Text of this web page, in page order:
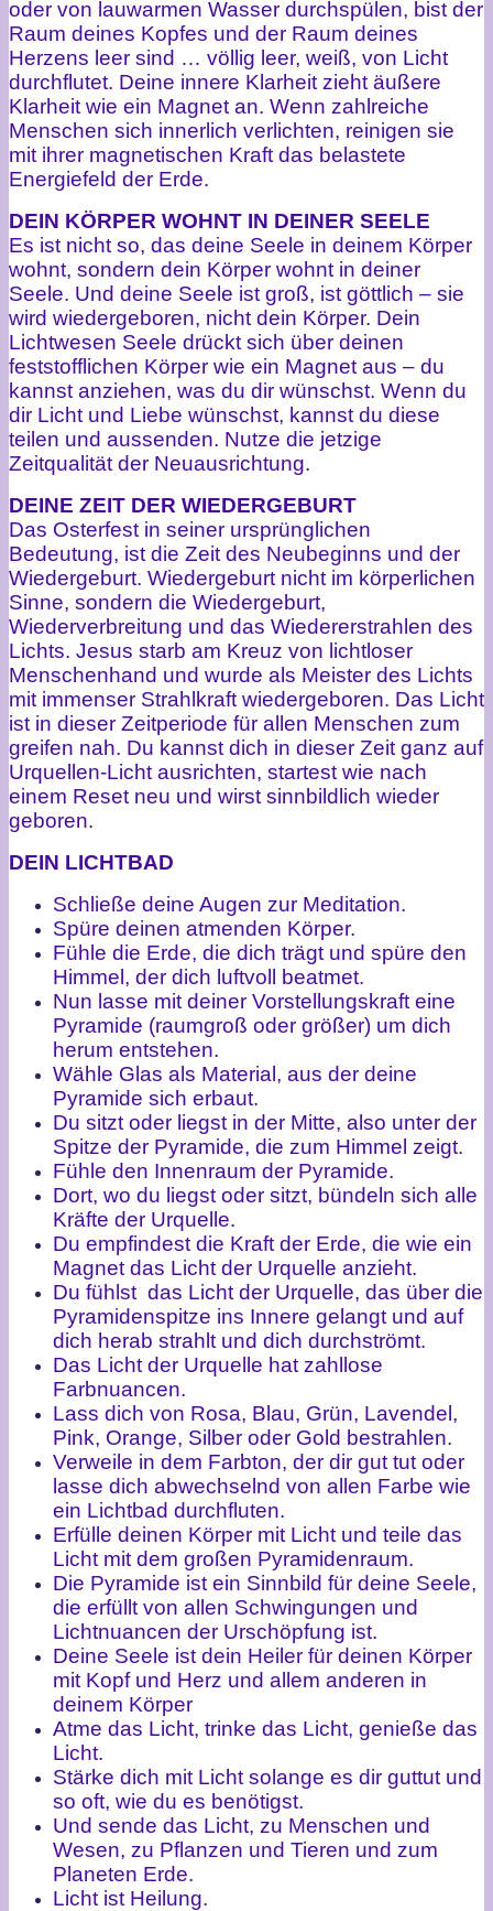
oder von lauwarmen Wasser durchspülen, bist der
Raum deines Kopfes und der Raum deines
Herzens leer sind … völlig leer, weiß, von Licht
durchflutet. Deine innere Klarheit zieht äußere
Klarheit wie ein Magnet an. Wenn zahlreiche
Menschen sich innerlich verlichten, reinigen sie
mit ihrer magnetischen Kraft das belastete
Energiefeld der Erde.
DEIN KÖRPER WOHNT IN DEINER SEELE
Es ist nicht so, das deine Seele in deinem Körper
wohnt, sondern dein Körper wohnt in deiner
Seele. Und deine Seele ist groß, ist göttlich – sie
wird wiedergeboren, nicht dein Körper. Dein
Lichtwesen Seele drückt sich über deinen
feststofflichen Körper wie ein Magnet aus – du
kannst anziehen, was du dir wünschst. Wenn du
dir Licht und Liebe wünschst, kannst du diese
teilen und aussenden. Nutze die jetzige
Zeitqualität der Neuausrichtung.
DEINE ZEIT DER WIEDERGEBURT
Das Osterfest in seiner ursprünglichen
Bedeutung, ist die Zeit des Neubeginns und der
Wiedergeburt. Wiedergeburt nicht im körperlichen
Sinne, sondern die Wiedergeburt,
Wiederverbreitung und das Wiedererstrahlen des
Lichts. Jesus starb am Kreuz von lichtloser
Menschenhand und wurde als Meister des Lichts
mit immenser Strahlkraft wiedergeboren. Das Licht
ist in dieser Zeitperiode für allen Menschen zum
greifen nah. Du kannst dich in dieser Zeit ganz auf
Urquellen-Licht ausrichten, startest wie nach
einem Reset neu und wirst sinnbildlich wieder
geboren.
DEIN LICHTBAD
Schließe deine Augen zur Meditation.
Spüre deinen atmenden Körper.
Fühle die Erde, die dich trägt und spüre den
Himmel, der dich luftvoll beatmet.
Nun lasse mit deiner Vorstellungskraft eine
Pyramide (raumgroß oder größer) um dich
herum entstehen.
Wähle Glas als Material, aus der deine
Pyramide sich erbaut.
Du sitzt oder liegst in der Mitte, also unter der
Spitze der Pyramide, die zum Himmel zeigt.
Fühle den Innenraum der Pyramide.
Dort, wo du liegst oder sitzt, bündeln sich alle
Kräfte der Urquelle.
Du empfindest die Kraft der Erde, die wie ein
Magnet das Licht der Urquelle anzieht.
Du fühlst das Licht der Urquelle, das über die
Pyramidenspitze ins Innere gelangt und auf
dich herab strahlt und dich durchströmt.
Das Licht der Urquelle hat zahllose
Farbnuancen.
Lass dich von Rosa, Blau, Grün, Lavendel,
Pink, Orange, Silber oder Gold bestrahlen.
Verweile in dem Farbton, der dir gut tut oder
lasse dich abwechselnd von allen Farbe wie
ein Lichtbad durchfluten.
Erfülle deinen Körper mit Licht und teile das
Licht mit dem großen Pyramidenraum.
Die Pyramide ist ein Sinnbild für deine Seele,
die erfüllt von allen Schwingungen und
Lichtnuancen der Urschöpfung ist.
Deine Seele ist dein Heiler für deinen Körper
mit Kopf und Herz und allem anderen in
deinem Körper
Atme das Licht, trinke das Licht, genieße das
Licht.
Stärke dich mit Licht solange es dir guttut und
so oft, wie du es benötigst.
Und sende das Licht, zu Menschen und
Wesen, zu Pflanzen und Tieren und zum
Planeten Erde.
Licht ist Heilung.